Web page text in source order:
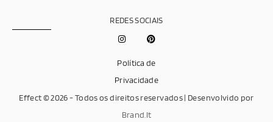
Effect © 2026 - Todos os direitos reservados | Desenvolvido por
Brand.It
Política de
Privacidade
REDES SOCIAIS